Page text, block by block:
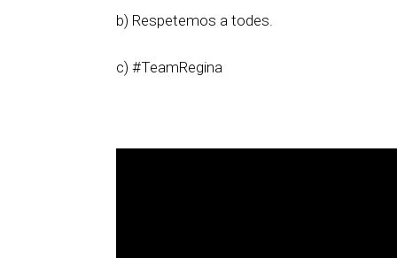
b) Respetemos a todes.
c) #TeamRegina